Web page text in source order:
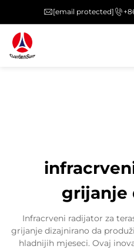
[email protected]
grijanje
Infracrveni radijator za
grijanje dizajnirano da
hladnijih mjeseci. Ovaj